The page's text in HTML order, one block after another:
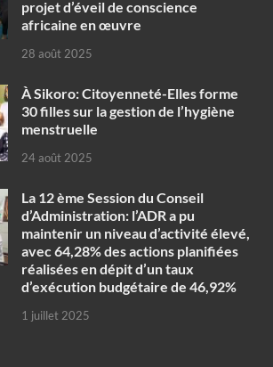
projet d’éveil de conscience
africaine en œuvre‎
28 août 2025
À Sikoro: Citoyenneté-Elles forme
30 filles sur la gestion de l’hygiène
menstruelle
24 août 2025
La 12 ème Session du Conseil
d’Administration: l’ADR a pu
maintenir un niveau d’activité élevé,
avec 64,28% des actions planifiées
réalisées en dépit d’un taux
d’exécution budgétaire de 46,92%
1 juillet 2025